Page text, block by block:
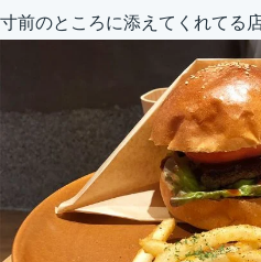
寸前のところに添えてくれてる